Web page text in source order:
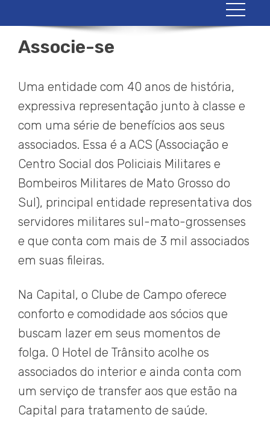
Associe-se
Uma entidade com 40 anos de história,
expressiva representação junto à classe e
com uma série de benefícios aos seus
associados. Essa é a ACS (Associação e
Centro Social dos Policiais Militares e
Bombeiros Militares de Mato Grosso do
Sul), principal entidade representativa dos
servidores militares sul-mato-grossenses
e que conta com mais de 3 mil associados
em suas fileiras.
Na Capital, o Clube de Campo oferece
conforto e comodidade aos sócios que
buscam lazer em seus momentos de
folga. O Hotel de Trânsito acolhe os
associados do interior e ainda conta com
um serviço de transfer aos que estão na
Capital para tratamento de saúde.